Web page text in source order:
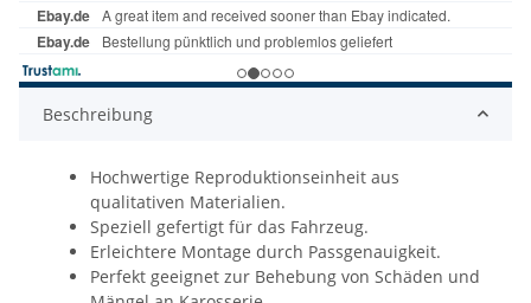
Beschreibung
Hochwertige Reproduktionseinheit aus
qualitativen Materialien.
Speziell gefertigt für das Fahrzeug.
Erleichtere Montage durch Passgenauigkeit.
Perfekt geeignet zur Behebung von Schäden und